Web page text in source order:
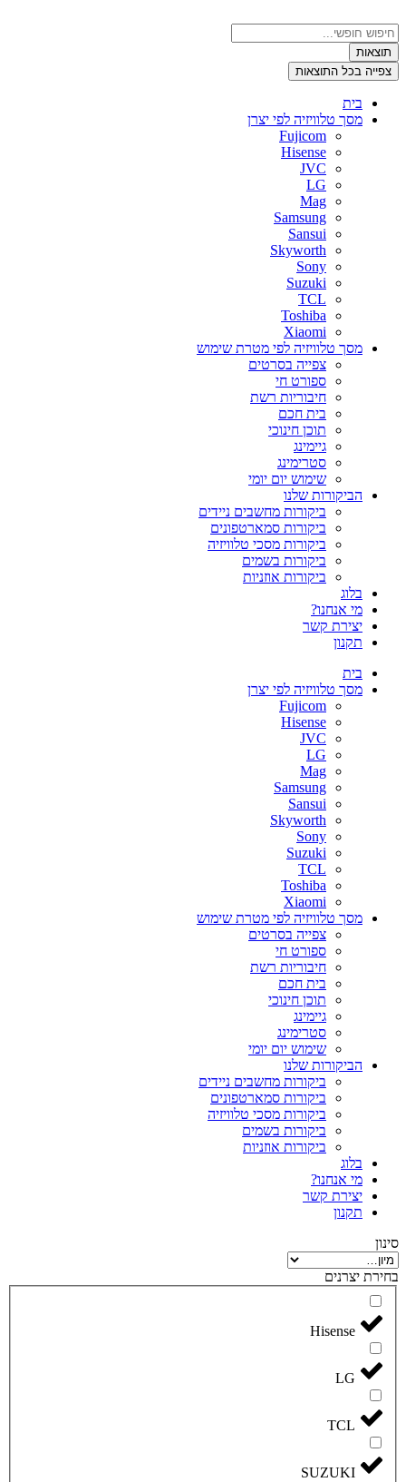
לתוכן
Search
...תוצאות
צפייה בכל התוצאות
בית
מסך טלוויזיה לפי יצרן
Fujicom
Hisense
JVC
LG
Mag
Samsung
Sansui
Skyworth
Sony
Suzuki
TCL
Toshiba
Xiaomi
מסך טלוויזיה לפי מטרת שימוש
צפייה בסרטים
ספורט חי
חיבוריות רשת
בית חכם
תוכן חינוכי
גיימינג
סטרימינג
שימוש יום יומי
הביקורות שלנו
ביקורות מחשבים ניידים
ביקורות סמארטפונים
ביקורות מסכי טלוויזיה
ביקורות בשמים
ביקורות אוזניות
בלוג
מי אנחנו?
יצירת קשר
תקנון
בית
מסך טלוויזיה לפי יצרן
Fujicom
Hisense
JVC
LG
Mag
Samsung
Sansui
Skyworth
Sony
Suzuki
TCL
Toshiba
Xiaomi
מסך טלוויזיה לפי מטרת שימוש
צפייה בסרטים
ספורט חי
חיבוריות רשת
בית חכם
תוכן חינוכי
גיימינג
סטרימינג
שימוש יום יומי
הביקורות שלנו
ביקורות מחשבים ניידים
ביקורות סמארטפונים
ביקורות מסכי טלוויזיה
ביקורות בשמים
ביקורות אוזניות
בלוג
מי אנחנו?
יצירת קשר
תקנון
סינון
בחירת יצרנים
Hisense
LG
TCL
SUZUKI